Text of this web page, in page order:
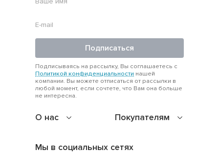
О нас Покупателям
Подписаться
Подписываясь на рассылку, Вы соглашаетесь с
Политикой конфиденциальности нашей
компании. Вы можете отписаться от рассылки в
любой момент, если сочтете, что Вам она больше
не интересна.
Мы в социальных сетях